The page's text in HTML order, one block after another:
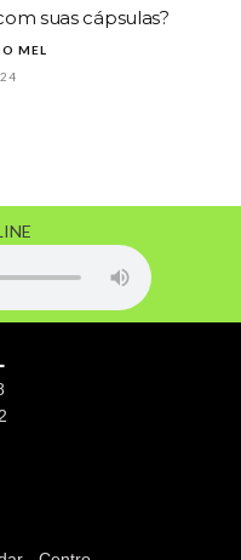
suas cápsulas?
MEL